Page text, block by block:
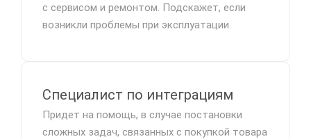
с сервисом и ремонтом. Подскажет, если
возникли проблемы при эксплуатации.
Специалист по интеграциям
Придет на помощь, в случае постановки
сложных задач, связанных с покупкой товара